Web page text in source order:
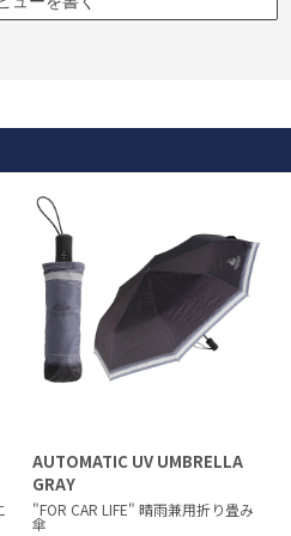
AUTOMATIC UV UMBRELLA
GRAY
"FOR CAR LIFE" 晴雨兼用折り畳み
傘